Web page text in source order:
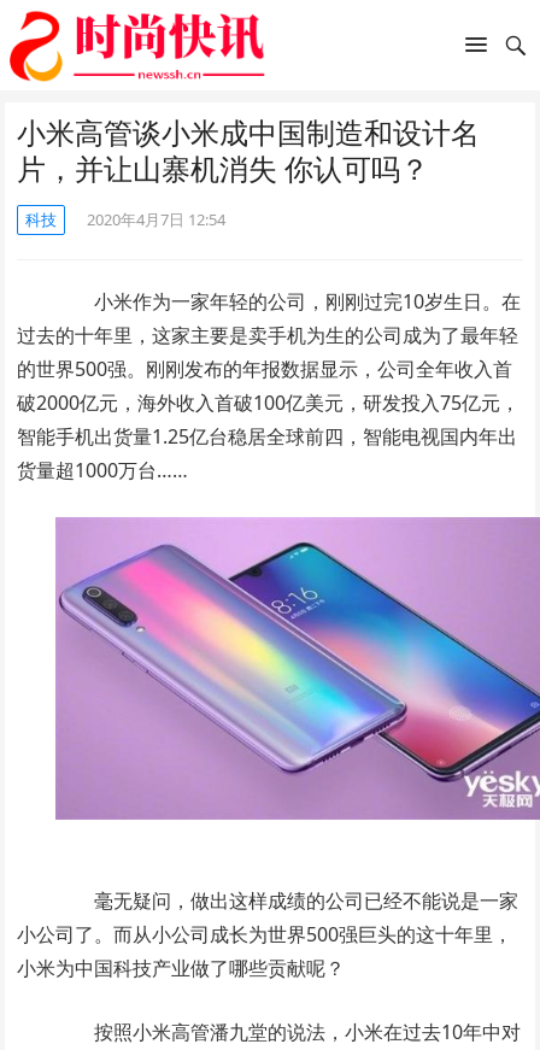
小米高管谈小米成中国制造和设计名
片，并让山寨机消失 你认可吗？
科技 2020年4月7日 12:54
小米作为一家年轻的公司，刚刚过完10岁生日。在
过去的十年里，这家主要是卖手机为生的公司成为了最年轻
的世界500强。刚刚发布的年报数据显示，公司全年收入首
破2000亿元，海外收入首破100亿美元，研发投入75亿元，
智能手机出货量1.25亿台稳居全球前四，智能电视国内年出
货量超1000万台……
毫无疑问，做出这样成绩的公司已经不能说是一家
小公司了。而从小公司成长为世界500强巨头的这十年里，
小米为中国科技产业做了哪些贡献呢？
按照小米高管潘九堂的说法，小米在过去10年中对